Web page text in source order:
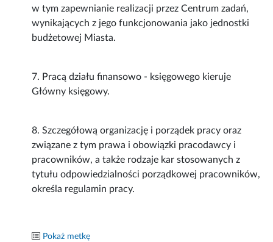
w tym zapewnianie realizacji przez Centrum zadań,
wynikających z jego funkcjonowania jako jednostki
budżetowej Miasta.
7. Pracą działu finansowo - księgowego kieruje
Główny księgowy.
8. Szczegółową organizację i porządek pracy oraz
związane z tym prawa i obowiązki pracodawcy i
pracowników, a także rodzaje kar stosowanych z
tytułu odpowiedzialności porządkowej pracowników,
określa regulamin pracy.
Pokaż metkę